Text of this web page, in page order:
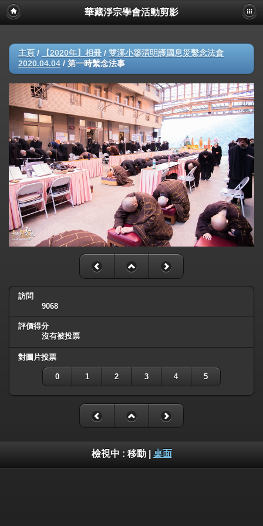
華藏淨宗學會活動剪影
主頁 / 【2020年】相冊 / 雙溪小築清明護國息災繫念法會
2020.04.04 / 第一時繫念法事
訪問
9068
評價得分
沒有被投票
對圖片投票
0 1 2 3 4 5
檢視中 : 移動| 桌面